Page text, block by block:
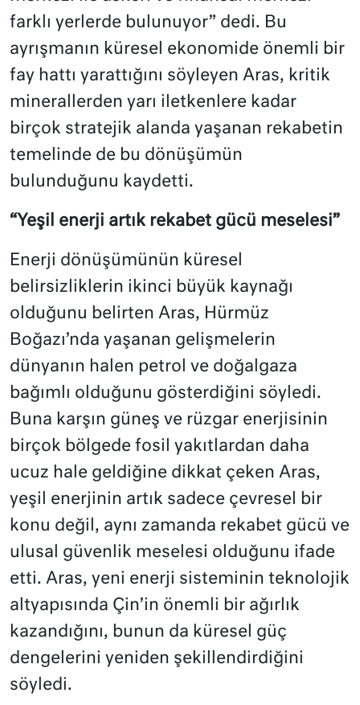
farklı yerlerde bulunuyor” dedi. Bu
ayrışmanın küresel ekonomide önemli bir
fay hattı yarattığını söyleyen Aras, kritik
minerallerden yarı iletkenlere kadar
birçok stratejik alanda yaşanan rekabetin
temelinde de bu dönüşümün
bulunduğunu kaydetti.
“Yeşil enerji artık rekabet gücü meselesi”
Enerji dönüşümünün küresel
belirsizliklerin ikinci büyük kaynağı
olduğunu belirten Aras, Hürmüz
Boğazı’nda yaşanan gelişmelerin
dünyanın halen petrol ve doğalgaza
bağımlı olduğunu gösterdiğini söyledi.
Buna karşın güneş ve rüzgar enerjisinin
birçok bölgede fosil yakıtlardan daha
ucuz hale geldiğine dikkat çeken Aras,
yeşil enerjinin artık sadece çevresel bir
konu değil, aynı zamanda rekabet gücü ve
ulusal güvenlik meselesi olduğunu ifade
etti. Aras, yeni enerji sisteminin teknolojik
altyapısında Çin’in önemli bir ağırlık
kazandığını, bunun da küresel güç
dengelerini yeniden şekillendirdiğini
söyledi.